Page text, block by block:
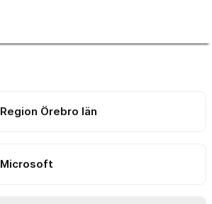
Region Örebro län
Microsoft